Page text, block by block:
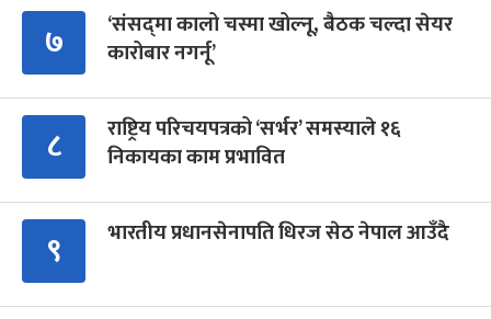
७
‘संसद्‍मा कालो चस्मा खोल्नू, बैठक चल्दा सेयर
कारोबार नगर्नू’
८
राष्ट्रिय परिचयपत्रको ‘सर्भर’ समस्याले १६
निकायका काम प्रभावित
९ भारतीय प्रधानसेनापति धिरज सेठ नेपाल आउँदै